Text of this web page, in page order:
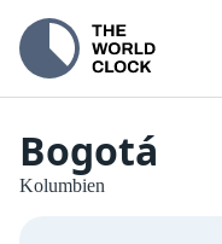
Bogotá
Kolumbien